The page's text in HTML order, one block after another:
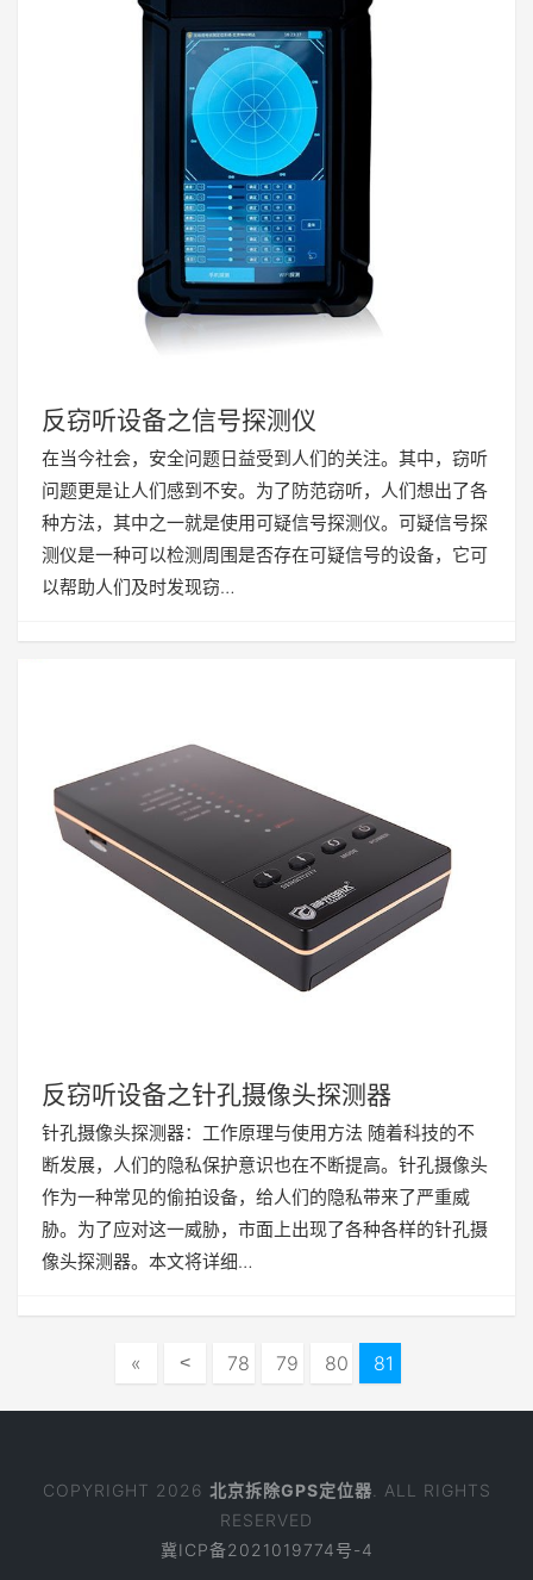
反窃听设备之信号探测仪
在当今社会，安全问题日益受到人们的关注。其中，窃听
问题更是让人们感到不安。为了防范窃听，人们想出了各
种方法，其中之一就是使用可疑信号探测仪。可疑信号探
测仪是一种可以检测周围是否存在可疑信号的设备，它可
以帮助人们及时发现窃…
反窃听设备之针孔摄像头探测器
针孔摄像头探测器：工作原理与使用方法 随着科技的不
断发展，人们的隐私保护意识也在不断提高。针孔摄像头
作为一种常见的偷拍设备，给人们的隐私带来了严重威
胁。为了应对这一威胁，市面上出现了各种各样的针孔摄
像头探测器。本文将详细…
« < 78 79 80 81
COPYRIGHT 2026 北京拆除GPS定位器 . ALL RIGHTS
RESERVED
冀ICP备2021019774号-4